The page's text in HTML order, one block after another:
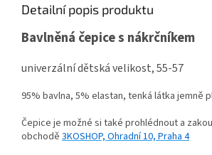
Detailní popis produktu
Bavlněná čepice s nákrčníkem
univerzální dětská velikost, 55-57
95% bavlna, 5% elastan, tenká látka jemně
Čepice je možné si také prohlédnout a
obchodě 3KOSHOP, Ohradní 10, Praha 4